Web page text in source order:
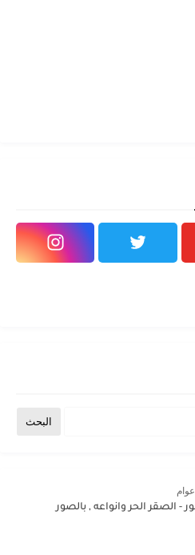
- الصقر الحر وانواعه , بالصور